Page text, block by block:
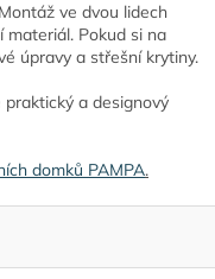
ve dvou lidech
materiál. Pokud si na
úpravy a střešní krytiny.
a designový
domků PAMPA.